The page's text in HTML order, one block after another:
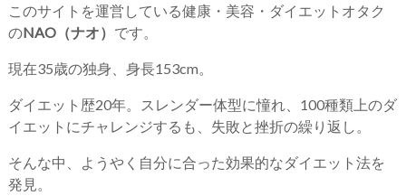
このサイトを運営している健康・美容・ダイエットオタク
のNAO（ナオ） です。
現在35歳の独身、身長153cm。
ダイエット歴20年。スレンダー体型に憧れ、100種類上のダ
イエットにチャレンジするも、失敗と挫折の繰り返し。
そんな中、ようやく自分に合った効果的なダイエット法を
発見。